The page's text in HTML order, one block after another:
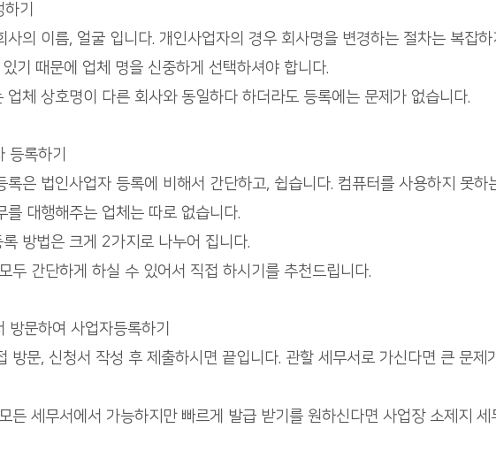
기
사의 이름, 얼굴 입니다. 개인사업자의 경우 회사명을 변경하는 절차는 복잡
기 때문에 업체 명을 신중하게 선택하셔야 합니다.
업체 상호명이 다른 회사와 동일하다 하더라도 등록에는 문제가 없습니다.
록하기
록은 법인사업자 등록에 비해서 간단하고, 쉽습니다. 컴퓨터를 사용하지 못하
를 대행해주는 업체는 따로 없습니다.
방법은 크게 2가지로 나누어 집니다.
두 간단하게 하실 수 있어서 직접 하시기를 추천드립니다.
방문하여 사업자등록하기
방문, 신청서 작성 후 제출하시면 끝입니다. 관할 세무서로 가신다면 큰 문제
든 세무서에서 가능하지만 빠르게 발급 받기를 원하신다면 사업장 소제지 세